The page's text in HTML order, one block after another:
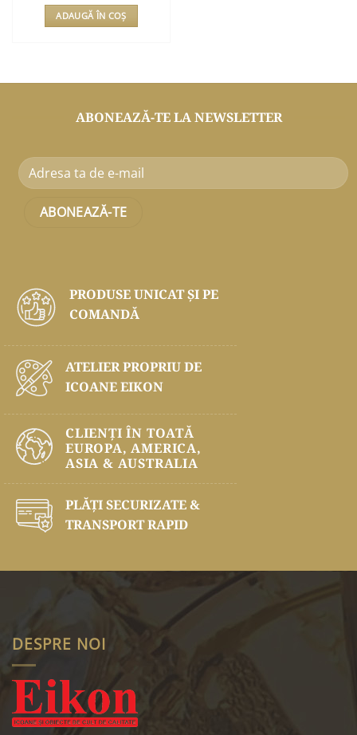
ADAUGĂ ÎN COȘ
ABONEAZĂ-TE LA NEWSLETTER
PRODUSE UNICAT ŞI PE
COMANDĂ
ATELIER PROPRIU DE
ICOANE EIKON
CLIENȚI ÎN TOATĂ
EUROPA, AMERICA,
ASIA & AUSTRALIA
PLĂŢI SECURIZATE &
TRANSPORT RAPID
DESPRE NOI